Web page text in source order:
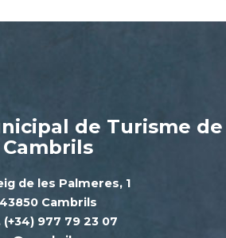
de Turisme de
Cambrils
de les Palmeres, 1
43850 Cambrils
(+34) 977 79 23 07